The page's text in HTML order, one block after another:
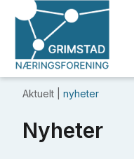
Aktuelt | nyheter
Nyheter